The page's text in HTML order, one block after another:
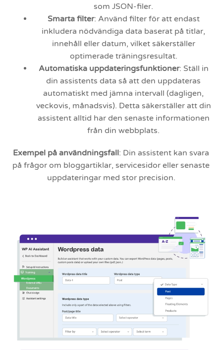
som JSON-filer.
Smarta filter: Använd filter för att endast
inkludera nödvändiga data baserat på titlar,
innehåll eller datum, vilket säkerställer
optimerade träningsresultat.
Automatiska uppdateringsfunktioner: Ställ in
din assistents data så att den uppdateras
automatiskt med jämna intervall (dagligen,
veckovis, månadsvis). Detta säkerställer att din
assistent alltid har den senaste informationen
från din webbplats.
Exempel på användningsfall: Din assistent kan svara
på frågor om bloggartiklar, servicesidor eller senaste
uppdateringar med stor precision.